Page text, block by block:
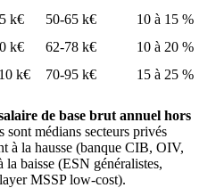
k€ 50-65 k€
10 à 15 %
k€ 62-78 k€
10 à 20 %
k€ 70-95 k€ 15 à 25 %
de base brut annuel hors
sont médians secteurs privés
à la hausse (banque CIB, OIV,
la baisse (ESN généralistes,
MSSP low-cost).